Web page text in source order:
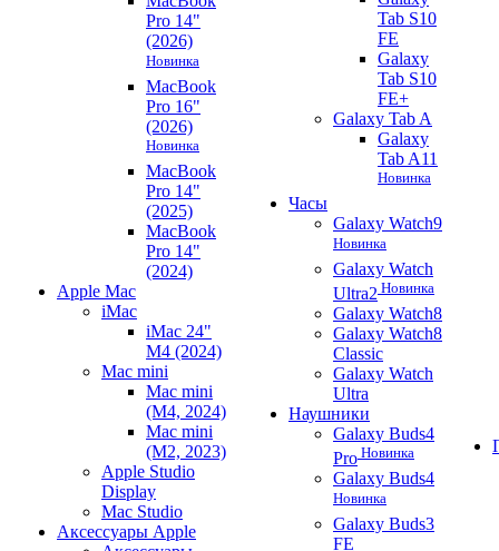
Pro 14"
(2026)
Новинка
MacBook
Pro 16"
(2026)
Новинка
MacBook
Pro 14"
(2025)
MacBook
Pro 14"
(2024)
Apple Mac
iMac
iMac 24"
M4 (2024)
Mac mini
Mac mini
(M4, 2024)
Mac mini
(M2, 2023)
Apple Studio
Display
Mac Studio
Аксессуары Apple
Tab S10
FE
Galaxy
Tab S10
FE+
Galaxy Tab A
Galaxy
Tab A11
Новинка
Часы
Galaxy Watch9
Новинка
Galaxy Watch
Ultra2 Новинка
Galaxy Watch8
Galaxy Watch8
Classic
Galaxy Watch
Ultra
Наушники
Galaxy Buds4
Pro Новинка
Galaxy Buds4
Новинка
Galaxy Buds3
FE